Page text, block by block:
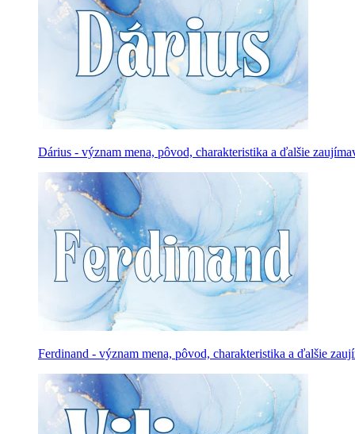
Dárius - význam mena, pôvod, charakteristika a ďalšie
Ferdinand - význam mena, pôvod, charakteristika a ďalšie